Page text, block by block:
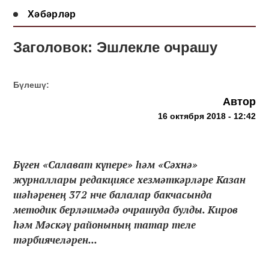
Хәбәрләр
Заголовок: Эшлекле очрашу
Бүлешү:
Автор
16 октября 2018 - 12:42
Бүген «Салават күпере» һәм «Сәхнә»
журналлары редакциясе хезмәткәрләре Казан
шәһәренең 372 нче балалар бакчасында
методик берләшмәдә очрашуда булды. Киров
һәм Мәскәү районының татар теле
тәрбиячеләрен...